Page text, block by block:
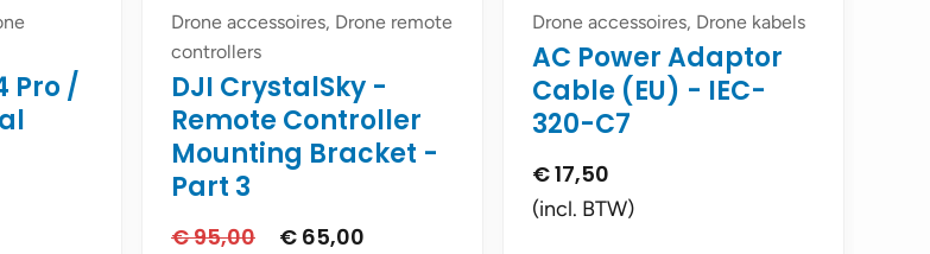
Pro /
Drone accessoires, Drone remote
controllers
DJI CrystalSky -
Remote Controller
Mounting Bracket -
Part 3
€95,00
Oorspronkelijke
€ 65,00
Drone accessoires, Drone kabels
AC Power Adaptor
Cable (EU) - IEC-
320-C7
€17,50
(incl. BTW)